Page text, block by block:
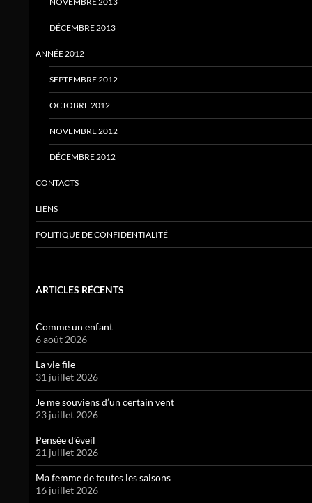
DÉCEMBRE 2013
ANNÉE 2012
SEPTEMBRE 2012
OCTOBRE 2012
NOVEMBRE 2012
DÉCEMBRE 2012
CONTACTS
LIENS
POLITIQUE DE CONFIDENTIALITÉ
ARTICLES RÉCENTS
Comme un enfant
6 août 2026
La vie file
31 juillet 2026
Je me souviens d’un certain vent
23 juillet 2026
Pensée d’éveil
21 juillet 2026
Ma femme de toutes les saisons
16 juillet 2026